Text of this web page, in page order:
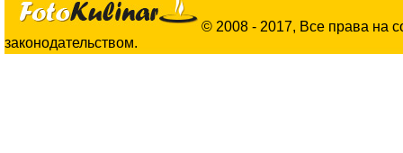
© 2008 - 2017, Все права на
законодательством.